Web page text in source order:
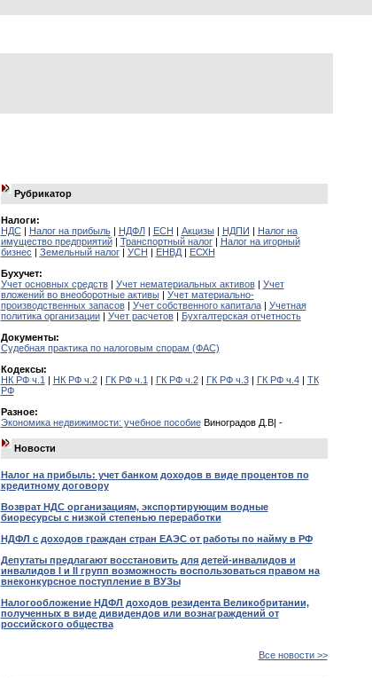
Рубрикатор
Налоги:
НДС| Налог на прибыль| НДФЛ| ЕСН | Акцизы| НДПИ | Налог на
имущество предприятий| Транспортный налог| Налог на игорный
бизнес | Земельный налог| УСН | ЕНВД| ЕСХН
Бухучет:
Учет основных средств| Учет нематериальных активов| Учет
вложений во внеоборотные активы| Учет материально-
производственных запасов| Учет собственного капитала| Учетная
политика организации| Учет расчетов| Бухгалтерская отчетность
Документы:
Судебная практика по налоговым спорам (ФАС)
Кодексы:
НК РФ ч.1 | НК РФ ч.2| ГК РФ ч.1 | ГК РФ ч.2| ГК РФ ч.3| ГК РФ ч.4| ТК
РФ
Разное:
Экономика недвижимости: учебное пособиеВиноградов Д.В| -
Новости
Налог на прибыль: учет банком доходов в виде процентов по
кредитному договору
Возврат НДС организациям, экспортирующим водные
биоресурсы с низкой степенью переработки
НДФЛ с доходов граждан стран ЕАЭС от работы по найму в РФ
Депутаты предлагают восстановить для детей-инвалидов и
инвалидов I и II групп возможность воспользоваться правом на
внеконкурсное поступление в ВУЗы
Налогообложение НДФЛ доходов резидента Великобритании,
полученных в виде дивидендов или вознаграждений от
российского общества
Все новости >>